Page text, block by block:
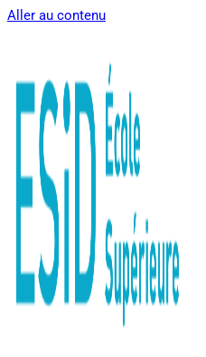
Aller au contenu